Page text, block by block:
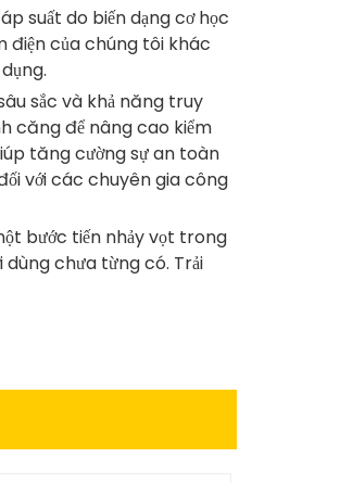
suất do biến dạng cơ học
điện của chúng tôi khác
sắc và khả năng truy
căng để nâng cao kiểm
tăng cường sự an toàn
với các chuyên gia công
bước tiến nhảy vọt trong
dùng chưa từng có. Trải